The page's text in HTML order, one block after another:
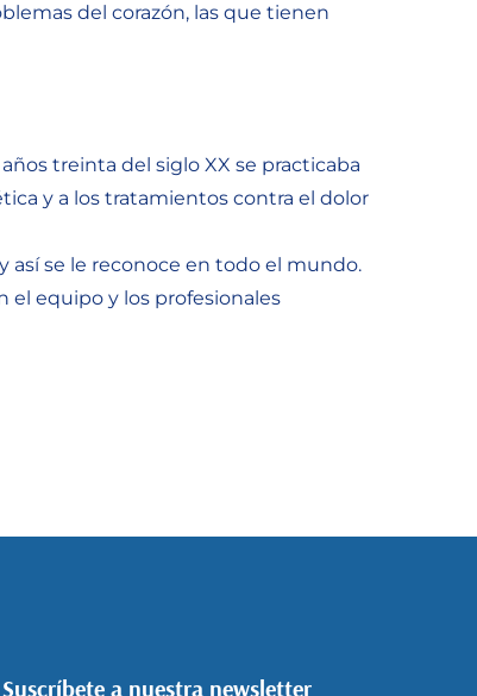
del corazón, las que tienen
treinta del siglo XX se practicaba
y a los tratamientos contra el dolor
así se le reconoce en todo el mundo.
el equipo y los profesionales
Suscríbete a nuestra newsletter